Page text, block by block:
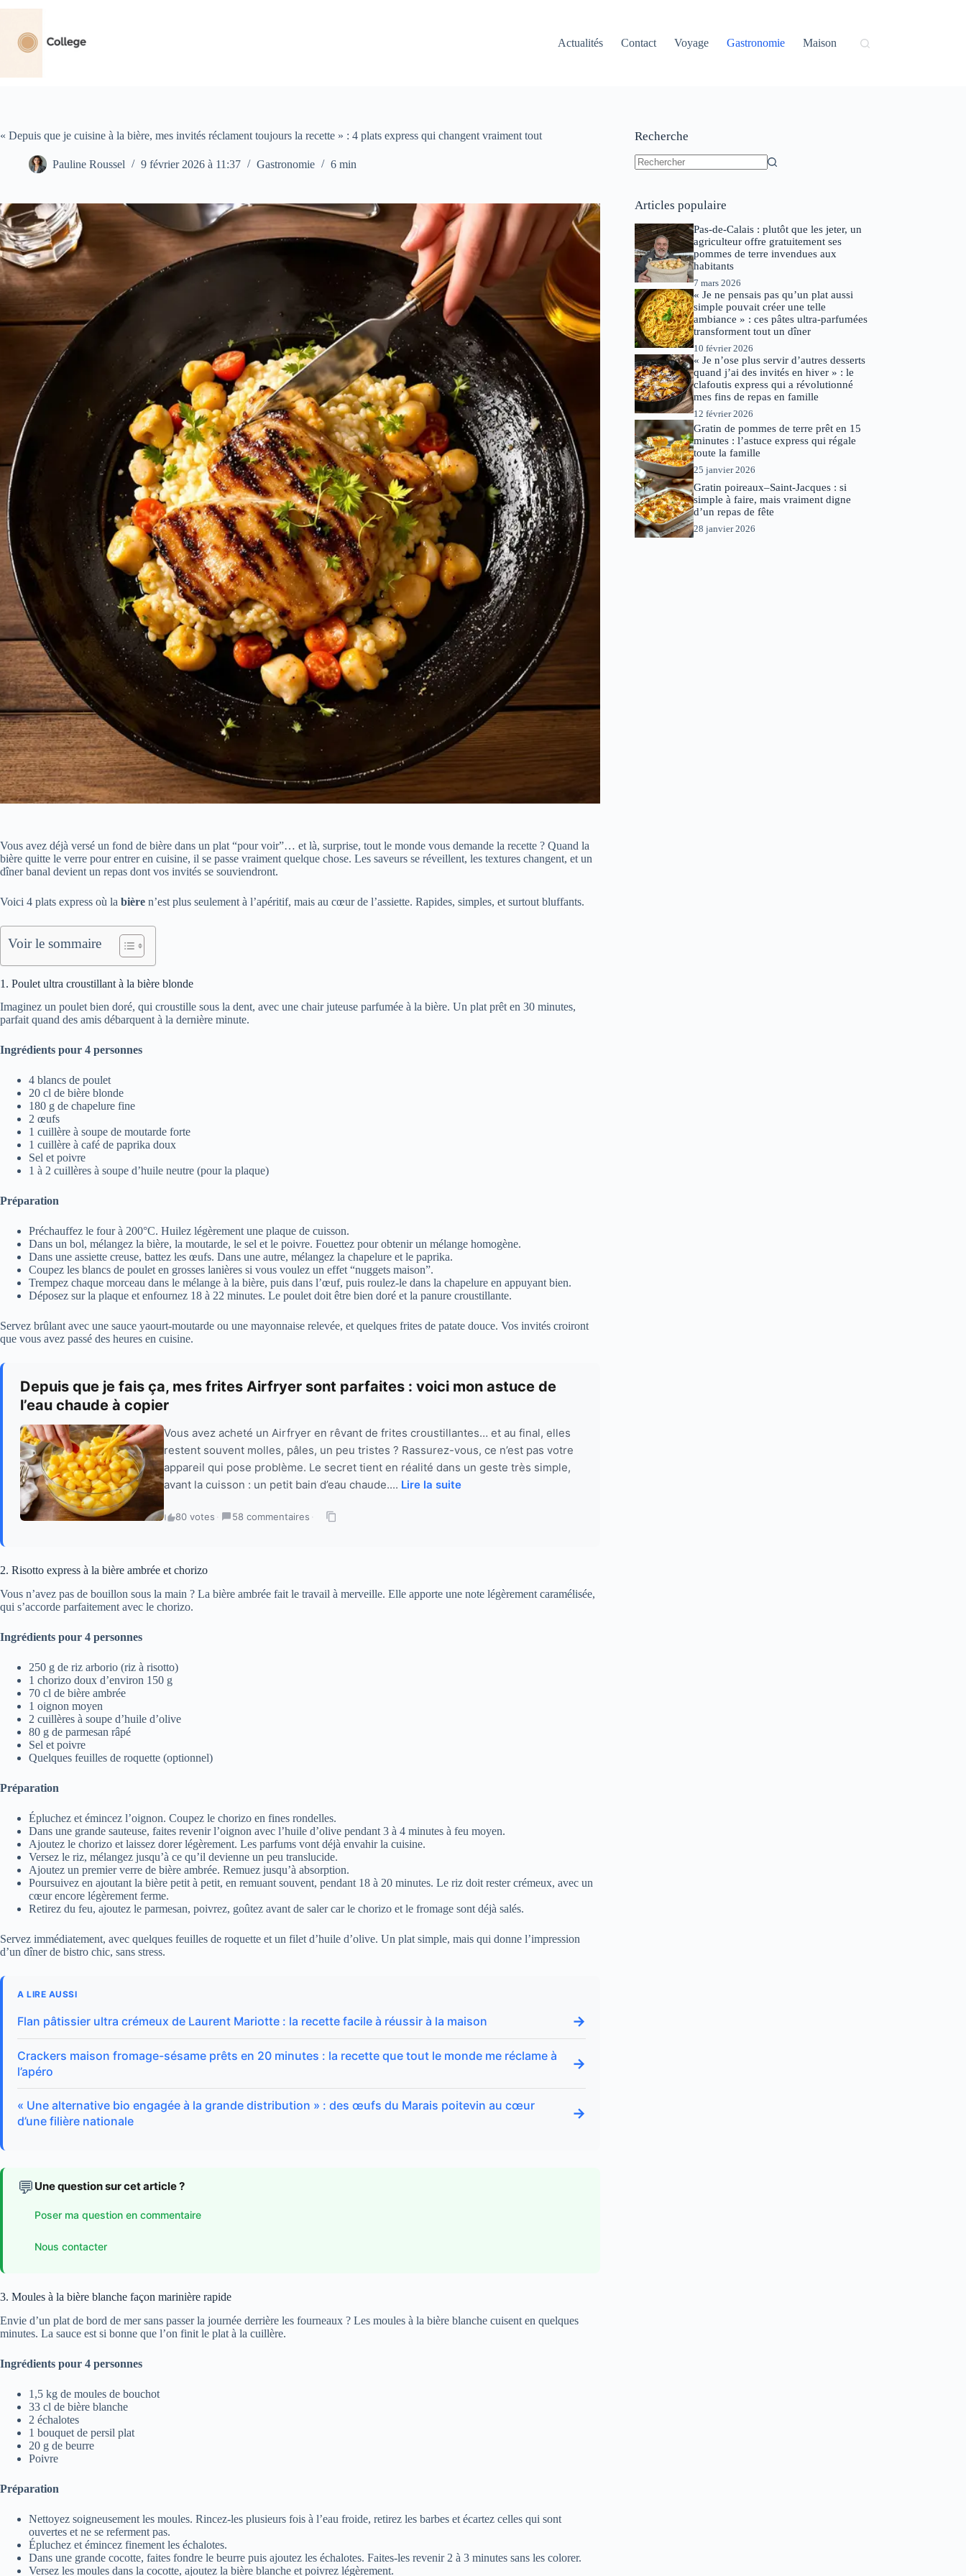
contenu
Actualités
Contact Voyage Gastronomie Maison
« Depuis que je cuisine à la bière, mes invités réclament toujours la recette » : 4 plats express qui changent vraiment tout
Pauline Roussel 9 février 2026 à 11:37 Gastronomie 6 min
Vous avez déjà versé un fond de bière dans un plat “pour voir”… et là, surprise, tout le monde vous demande la recette ? Quand la
bière quitte le verre pour entrer en cuisine, il se passe vraiment quelque chose. Les saveurs se réveillent, les textures changent, et un
dîner banal devient un repas dont vos invités se souviendront.
Voici 4 plats express où la bière n’est plus seulement à l’apéritif, mais au cœur de l’assiette. Rapides, simples, et surtout bluffants.
Voir le sommaire
1. Poulet ultra croustillant à la bière blonde
Imaginez un poulet bien doré, qui croustille sous la dent, avec une chair juteuse parfumée à la bière. Un plat prêt en 30 minutes,
parfait quand des amis débarquent à la dernière minute.
Ingrédients pour 4 personnes
4 blancs de poulet
20 cl de bière blonde
180 g de chapelure fine
2 œufs
1 cuillère à soupe de moutarde forte
1 cuillère à café de paprika doux
Sel et poivre
1 à 2 cuillères à soupe d’huile neutre (pour la plaque)
Préparation
Préchauffez le four à 200°C. Huilez légèrement une plaque de cuisson.
Dans un bol, mélangez la bière, la moutarde, le sel et le poivre. Fouettez pour obtenir un mélange homogène.
Dans une assiette creuse, battez les œufs. Dans une autre, mélangez la chapelure et le paprika.
Coupez les blancs de poulet en grosses lanières si vous voulez un effet “nuggets maison”.
Trempez chaque morceau dans le mélange à la bière, puis dans l’œuf, puis roulez-le dans la chapelure en appuyant bien.
Déposez sur la plaque et enfournez 18 à 22 minutes. Le poulet doit être bien doré et la panure croustillante.
Servez brûlant avec une sauce yaourt-moutarde ou une mayonnaise relevée, et quelques frites de patate douce. Vos invités croiront
que vous avez passé des heures en cuisine.
Depuis que je fais ça, mes frites Airfryer sont parfaites : voici mon astuce de
l’eau chaude à copier
Vous avez acheté un Airfryer en rêvant de frites croustillantes… et au final, elles
restent souvent molles, pâles, un peu tristes ? Rassurez-vous, ce n’est pas votre
appareil qui pose problème. Le secret tient en réalité dans un geste très simple,
avant la cuisson : un petit bain d’eau chaude.... Lire la suite
80 votes · 58 commentaires ·
2. Risotto express à la bière ambrée et chorizo
Vous n’avez pas de bouillon sous la main ? La bière ambrée fait le travail à merveille. Elle apporte une note légèrement caramélisée,
qui s’accorde parfaitement avec le chorizo.
Ingrédients pour 4 personnes
250 g de riz arborio (riz à risotto)
1 chorizo doux d’environ 150 g
70 cl de bière ambrée
1 oignon moyen
2 cuillères à soupe d’huile d’olive
80 g de parmesan râpé
Sel et poivre
Quelques feuilles de roquette (optionnel)
Préparation
Épluchez et émincez l’oignon. Coupez le chorizo en fines rondelles.
Dans une grande sauteuse, faites revenir l’oignon avec l’huile d’olive pendant 3 à 4 minutes à feu moyen.
Ajoutez le chorizo et laissez dorer légèrement. Les parfums vont déjà envahir la cuisine.
Versez le riz, mélangez jusqu’à ce qu’il devienne un peu translucide.
Ajoutez un premier verre de bière ambrée. Remuez jusqu’à absorption.
Poursuivez en ajoutant la bière petit à petit, en remuant souvent, pendant 18 à 20 minutes. Le riz doit rester crémeux, avec un
cœur encore légèrement ferme.
Retirez du feu, ajoutez le parmesan, poivrez, goûtez avant de saler car le chorizo et le fromage sont déjà salés.
Servez immédiatement, avec quelques feuilles de roquette et un filet d’huile d’olive. Un plat simple, mais qui donne l’impression
d’un dîner de bistro chic, sans stress.
A LIRE AUSSI
Flan pâtissier ultra crémeux de Laurent Mariotte : la recette facile à réussir à la maison →
Crackers maison fromage-sésame prêts en 20 minutes : la recette que tout le monde me réclame à
l’apéro
→
« Une alternative bio engagée à la grande distribution » : des œufs du Marais poitevin au cœur
d’une filière nationale
→
💬 Une question sur cet article ?
Poser ma question en commentaire
Nous contacter
3. Moules à la bière blanche façon marinière rapide
Envie d’un plat de bord de mer sans passer la journée derrière les fourneaux ? Les moules à la bière blanche cuisent en quelques
minutes. La sauce est si bonne que l’on finit le plat à la cuillère.
Ingrédients pour 4 personnes
1,5 kg de moules de bouchot
33 cl de bière blanche
2 échalotes
1 bouquet de persil plat
20 g de beurre
Poivre
Préparation
Nettoyez soigneusement les moules. Rincez-les plusieurs fois à l’eau froide, retirez les barbes et écartez celles qui sont
ouvertes et ne se referment pas.
Épluchez et émincez finement les échalotes.
Dans une grande cocotte, faites fondre le beurre puis ajoutez les échalotes. Faites-les revenir 2 à 3 minutes sans les colorer.
Versez les moules dans la cocotte, ajoutez la bière blanche et poivrez légèrement.
Recherche
Articles populaire
Pas-de-Calais : plutôt que les jeter, un
agriculteur offre gratuitement ses
pommes de terre invendues aux
habitants
7 mars 2026
« Je ne pensais pas qu’un plat aussi
simple pouvait créer une telle
ambiance » : ces pâtes ultra-parfumées
transforment tout un dîner
10 février 2026
« Je n’ose plus servir d’autres desserts
quand j’ai des invités en hiver » : le
clafoutis express qui a révolutionné
mes fins de repas en famille
12 février 2026
Gratin de pommes de terre prêt en 15
minutes : l’astuce express qui régale
toute la famille
25 janvier 2026
Gratin poireaux–Saint-Jacques : si
simple à faire, mais vraiment digne
d’un repas de fête
28 janvier 2026